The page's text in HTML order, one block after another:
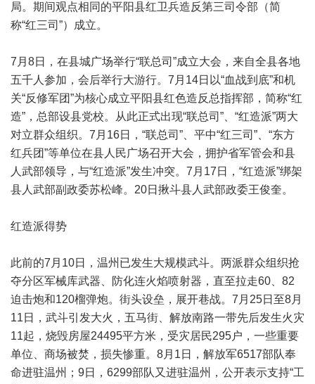
局。期间观点相同的平阳县红卫兵造反第三司令部（简
称“红三司”）成立。
7月8日，在县城广场举行“联总司”成立大会，来自全县各地
五千人参加，会后举行大游行。7月14日以“血战到底”和机
关“反修军团”为核心成立平阳县红色造反总指挥部，简称“红
造”，总部设县党校。从此正式出现“联总司”、“红造派”两大
对立群众组织。7月16日，“联总司”、平中“红三司”、“东方
红兵团”等单位在县人民广场召开大会，拥护省军管会和县
人武部领导，与“红造派”发生冲突。7月17日，“红造派”绑架
县人武部副政委苏松峰。20日揪斗县人武部政委王俊奎。
红造派得势
此前的7月10日，温州已发生大规模武斗。两派群众组织抢
夺分区军械库武器、防化连火焰喷射器，直至拉走60、82
迫击炮和120榴弹炮。街头设垒，展开巷战。7月25日至8月
11日，武斗引发大火，五马街、解放南路一带先后发生火灾
11起，烧毁房屋24495平方米，受灾居民295户，一些重要
单位、商场被焚，损失惨重。8月1日，解放军6517部队奉
命进驻温州；9日，6299部队又进驻温州，公开表示支持“工